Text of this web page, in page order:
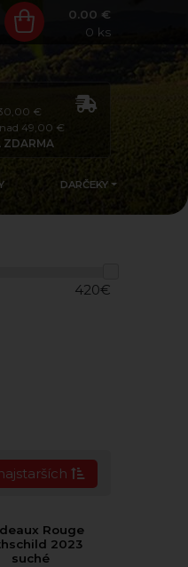
0.00 €
0 ks
€
49,00 €
ZDARMA
DARČEKY
420€
Rouge
2023
suché